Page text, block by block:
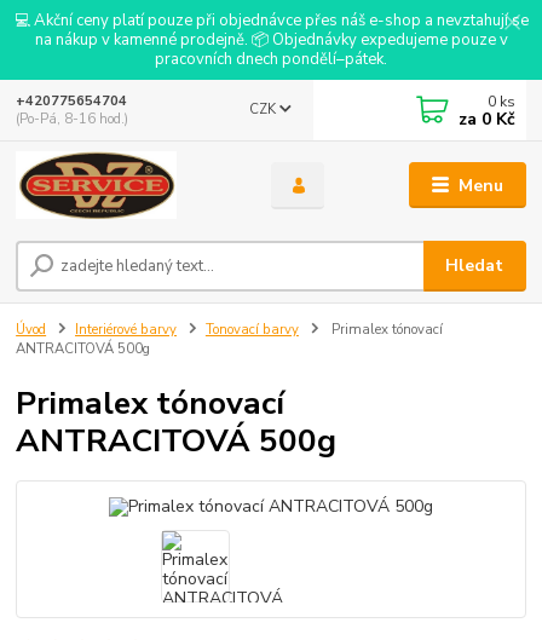
💻 Akční ceny platí pouze při objednávce přes náš e-shop a nevztahují se
na nákup v kamenné prodejně. 📦 Objednávky expedujeme pouze v
pracovních dnech pondělí–pátek.
Menu
CZK
Hledat
+420775654704
(Po-Pá, 8-16 hod.)
0 ks
za 0 Kč
Úvod Interiérové barvy Tonovací barvy
Primalex tónovací
ANTRACITOVÁ 500g
Primalex tónovací
ANTRACITOVÁ 500g